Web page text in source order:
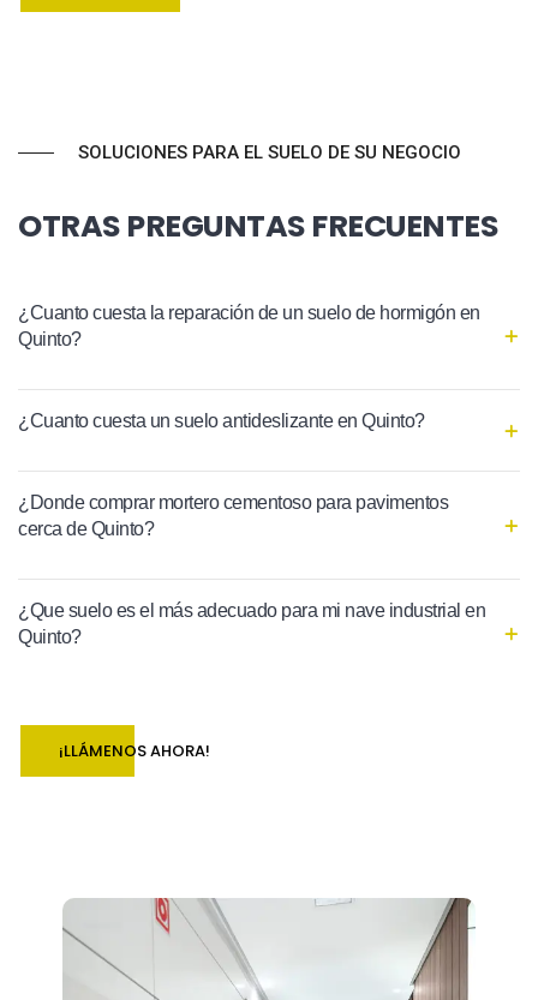
SOLUCIONES PARA EL SUELO DE SU NEGOCIO
OTRAS PREGUNTAS FRECUENTES
¿Cuanto cuesta la reparación de un suelo de hormigón en
Quinto?
¿Cuanto cuesta un suelo antideslizante en Quinto?
¿Donde comprar mortero cementoso para pavimentos
cerca de Quinto?
¿Que suelo es el más adecuado para mi nave industrial en
Quinto?
¡LLÁMENOS AHORA!